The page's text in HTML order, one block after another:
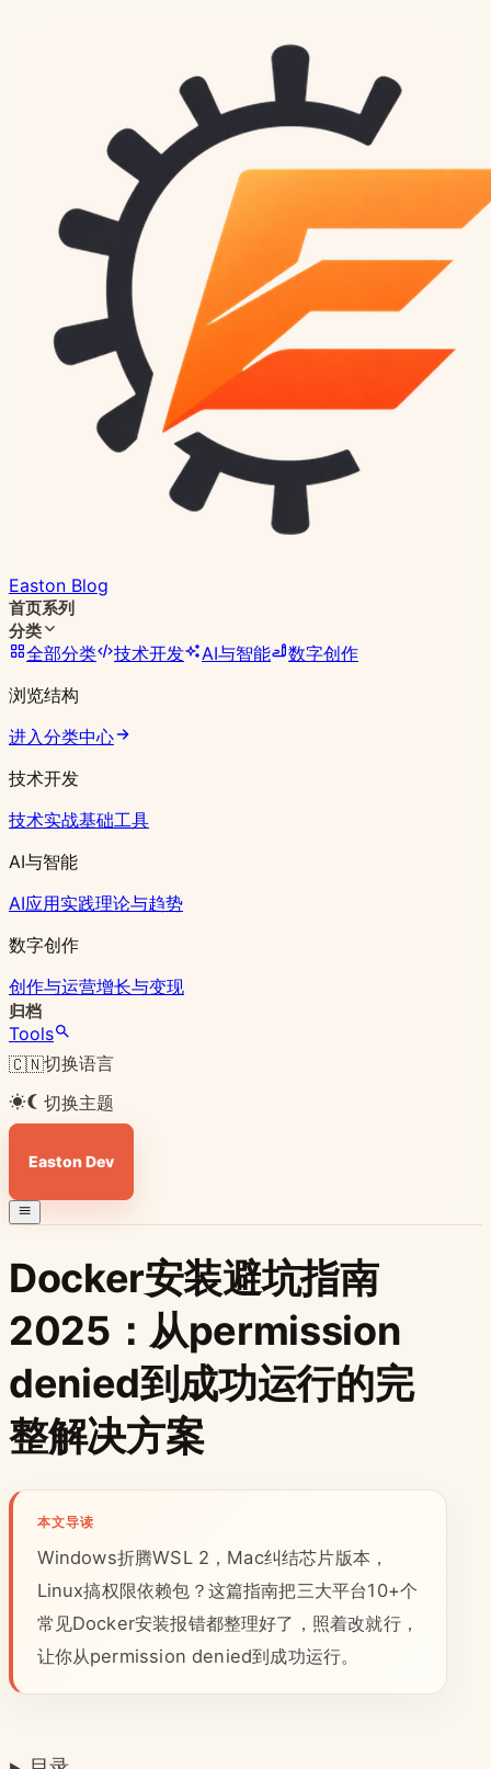
Easton Blog
首页系列
分类
全部分类 技术开发 AI与智能
数字创作
浏览结构
进入分类中心
技术开发
技术实战基础工具
AI与智能
AI应用实践理论与趋势
数字创作
创作与运营增长与变现
归档
Tools
🇨🇳切换语言
切换主题
Easton Dev
Docker安装避坑指南
2025：从permission
denied到成功运行的完
整解决方案
本文导读
Windows折腾WSL 2，Mac纠结芯片版本，
Linux搞权限依赖包？这篇指南把三大平台10+个
常见Docker安装报错都整理好了，照着改就行，
让你从permission denied到成功运行。